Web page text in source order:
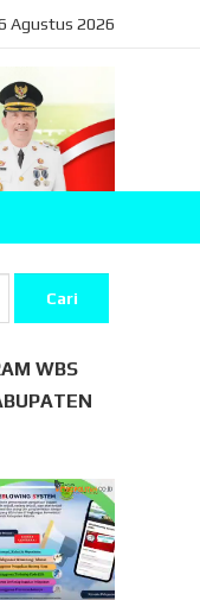
Agustus 2026
WBS